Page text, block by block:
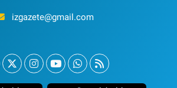
izgazete@gmail.com